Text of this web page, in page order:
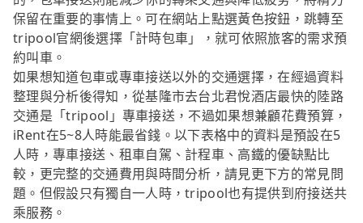
保留在重要的事情上。可在網站上點選黃色按鈕，跳轉至
tripool官網後選擇「計時包車」，就可依照旅客的需求預
約叫車。
如果想知道包車或專車接送以外的交通選擇，在經過資料
整理與分析後得知，從基隆市去台北君悅酒店最快的陸路
交通是「tripool」專車接送，不過如果想兼顧花費預算，
iRent在5~8人時能最省錢。以下表格中的資料是預設在5
人時，專車接送、租車自駕、計程車、高鐵的優缺點比
較，更完整的交通費用與時間分析，請見更下方的常見問
題。但假設只有獨自一人時，tripool也有提供到府接送共
乘服務。